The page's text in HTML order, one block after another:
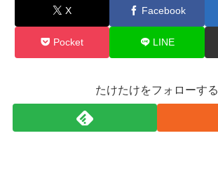
X Facebook
Pocket LINE
たけたけをフォローする